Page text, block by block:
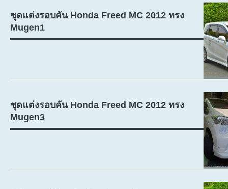
ชุดแต่งรอบคัน Honda Freed MC 2012 ทรง
Mugen1
ชุดแต่งรอบคัน Honda Freed MC 2012 ทรง
Mugen3